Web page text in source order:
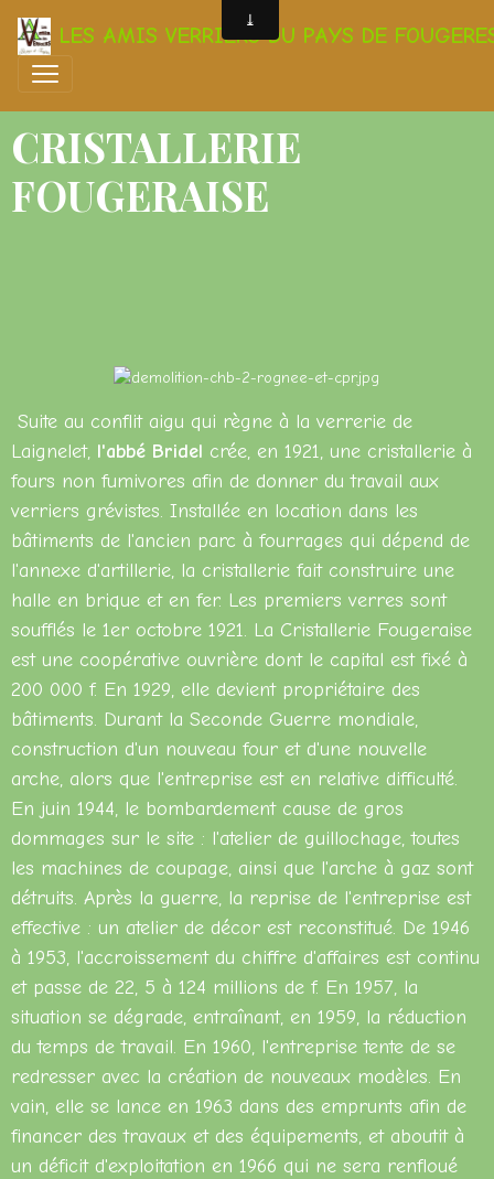
LES AMIS VERRIERS DU PAYS DE
CRISTALLERIE
FOUGERAISE
Suite au conflit aigu qui règne à la verrerie de
Laignelet, l'abbé Bridel crée, en 1921, une cristallerie à
fours non fumivores afin de donner du travail aux
verriers grévistes. Installée en location dans les
bâtiments de l'ancien parc à fourrages qui dépend de
l'annexe d'artillerie, la cristallerie fait construire une
halle en brique et en fer. Les premiers verres sont
soufflés le 1er octobre 1921. La Cristallerie Fougeraise
est une coopérative ouvrière dont le capital est fixé à
200 000 f. En 1929, elle devient propriétaire des
bâtiments. Durant la Seconde Guerre mondiale,
construction d'un nouveau four et d'une nouvelle
arche, alors que l'entreprise est en relative difficulté.
En juin 1944, le bombardement cause de gros
dommages sur le site : l'atelier de guillochage, toutes
les machines de coupage, ainsi que l'arche à gaz sont
détruits. Après la guerre, la reprise de l'entreprise est
effective : un atelier de décor est reconstitué. De 1946
à 1953, l'accroissement du chiffre d'affaires est continu
et passe de 22, 5 à 124 millions de f. En 1957, la
situation se dégrade, entraînant, en 1959, la réduction
du temps de travail. En 1960, l'entreprise tente de se
redresser avec la création de nouveaux modèles. En
vain, elle se lance en 1963 dans des emprunts afin de
financer des travaux et des équipements, et aboutit à
un déficit d'exploitation en 1966 qui ne sera renfloué